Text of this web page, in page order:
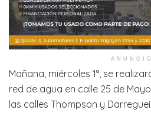
ANUNCIO
Mañana, miércoles 1°, se
red de agua en calle 25 de
las calles Thompson y